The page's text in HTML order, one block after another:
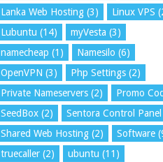
Lanka Web Hosting (3) Linux VPS
Lubuntu (14) myVesta (3)
namecheap (1) Namesilo (6)
OpenVPN (3) Php Settings (2)
Private Nameservers (2) Promo
SeedBox (2) Sentora Control Panel
Shared Web Hosting (2) Software
truecaller (2) ubuntu (11)